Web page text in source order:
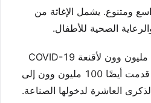
ومتنوع. يشمل الإغاثة من
الصحية للأطفال.
تشمل التبرعات البارزة 100 مليون وون لأقنعة COVID-19
للأسر ذات الدخل المنخفض. قدمت أيضًا 100 مليون وون إلى
العاشرة لدخولها الصناعة.